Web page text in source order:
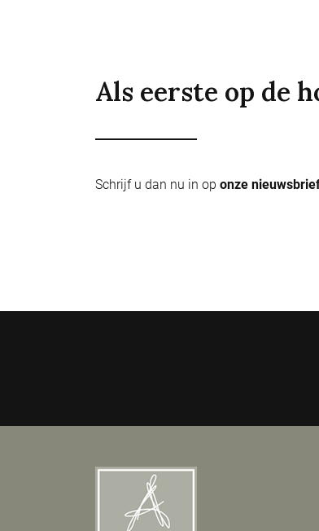
Als eerste op de
Schrijf u dan nu in op onze